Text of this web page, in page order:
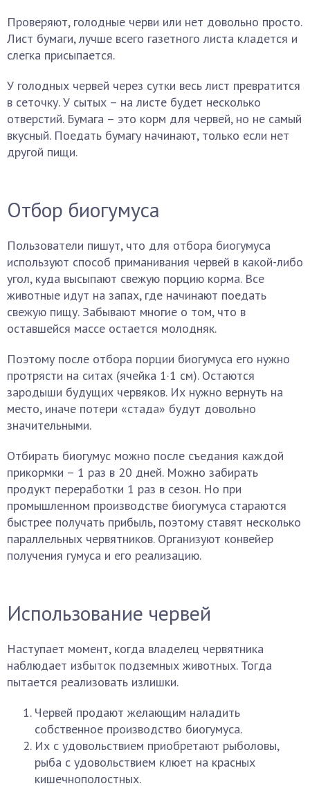
Проверяют, голодные черви или нет довольно просто.
Лист бумаги, лучше всего газетного листа кладется и
слегка присыпается.
У голодных червей через сутки весь лист превратится
в сеточку. У сытых – на листе будет несколько
отверстий. Бумага – это корм для червей, но не самый
вкусный. Поедать бумагу начинают, только если нет
другой пищи.
Отбор биогумуса
Пользователи пишут, что для отбора биогумуса
используют способ приманивания червей в какой-либо
угол, куда высыпают свежую порцию корма. Все
животные идут на запах, где начинают поедать
свежую пищу. Забывают многие о том, что в
оставшейся массе остается молодняк.
Поэтому после отбора порции биогумуса его нужно
протрясти на ситах (ячейка 1·1 см). Остаются
зародыши будущих червяков. Их нужно вернуть на
место, иначе потери «стада» будут довольно
значительными.
Отбирать биогумус можно после съедания каждой
прикормки – 1 раз в 20 дней. Можно забирать
продукт переработки 1 раз в сезон. Но при
промышленном производстве биогумуса стараются
быстрее получать прибыль, поэтому ставят несколько
параллельных червятников. Организуют конвейер
получения гумуса и его реализацию.
Использование червей
Наступает момент, когда владелец червятника
наблюдает избыток подземных животных. Тогда
пытается реализовать излишки.
Червей продают желающим наладить
собственное производство биогумуса.
Их с удовольствием приобретают рыболовы,
рыба с удовольствием клюет на красных
кишечнополостных.